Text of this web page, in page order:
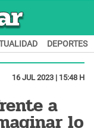
DEPORTES
16 JUL 2023 | 15:48 H
a
lo